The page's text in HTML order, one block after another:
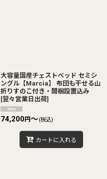
大容量国産チェストベッド セミシ
ングル【Marcia】 布団も干せる山
折りすのこ付き・開梱設置込み
[翌々営業日出荷]
74,200円～(税込)
カートに入れる